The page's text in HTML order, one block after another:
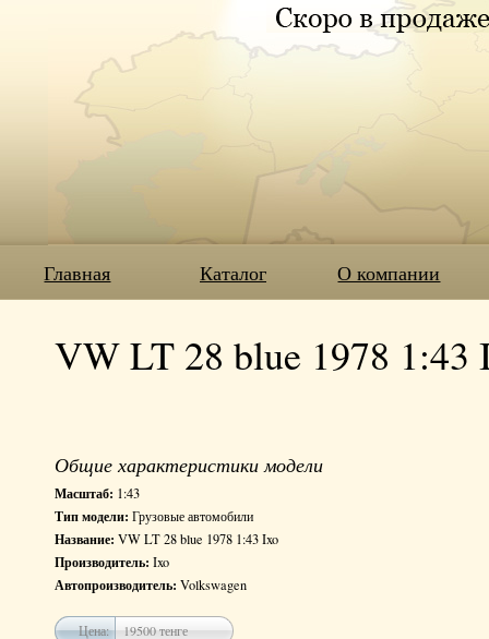
Главная Каталог О компании
VW LT 28 blue 1978 1:43
Общие характеристики модели
Масштаб: 1:43
Тип модели: Грузовые автомобили
Название: VW LT 28 blue 1978 1:43 Ixo
Производитель: Ixo
Автопроизводитель: Volkswagen
Цена: 19500 тенге